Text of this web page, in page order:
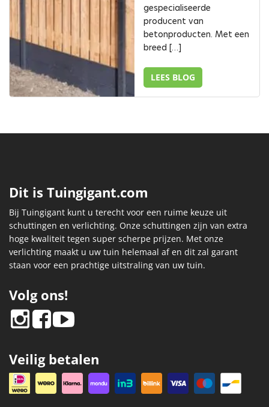
gespecialiseerde
producent van
betonproducten. Met een
breed […]
LEES BLOG
Dit is Tuingigant.com
Bij Tuingigant kunt u terecht voor een ruime keuze uit
schuttingen en verlichting. Onze schuttingen zijn van extra
hoge kwaliteit tegen super scherpe prijzen. Met onze
verlichting maakt u uw tuin helemaal af en dit zal garant
staan voor een prachtige uitstraling van uw tuin.
Volg ons!
Veilig betalen